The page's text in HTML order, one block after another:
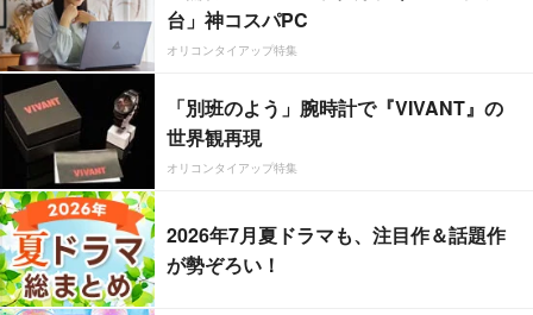
台」神コスパPC
オリコンタイアップ特集
「別班のよう」腕時計で『VIVANT』の
世界観再現
オリコンタイアップ特集
2026年7月夏ドラマも、注目作＆話題作
が勢ぞろい！